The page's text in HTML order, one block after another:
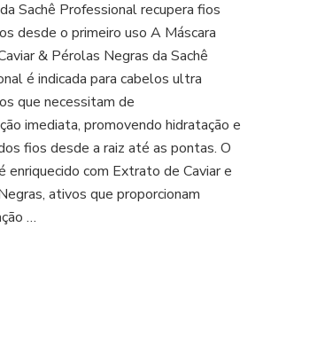
Sachê Professional recupera fios
desde o primeiro uso A Máscara
& Pérolas Negras da Sachê
é indicada para cabelos ultra
que necessitam de
imediata, promovendo hidratação e
fios desde a raiz até as pontas. O
enriquecido com Extrato de Caviar e
ativos que proporcionam
…